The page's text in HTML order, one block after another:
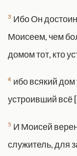
3 Ибо Он
Моисеем, чем
домом тот, кто
4 ибо всякий
устроивший всё
5 И Моисей
служитель, для